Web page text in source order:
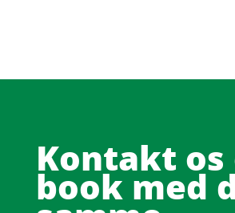
Kontakt
book med